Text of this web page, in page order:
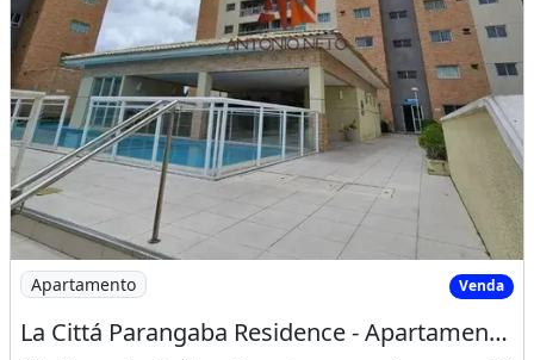
Imagem: La Cittá Parangaba Residence - Apartamento
Apartamento Venda
La Cittá Parangaba Residence - Apartamento com 2 Quartos À Venda, 52 M² por R$ 370.000